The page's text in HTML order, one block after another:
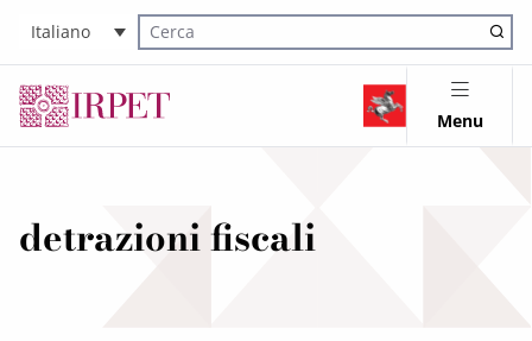
Italiano
Cerca nel sito
Menu
detrazioni fiscali